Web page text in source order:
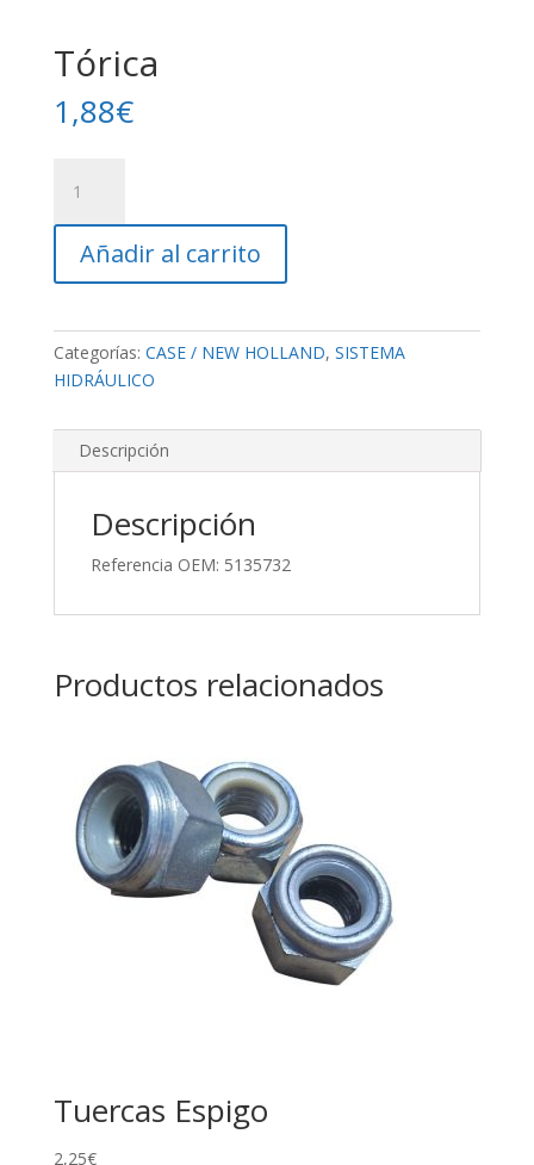
Tórica
1,88€
cantidad
Añadir al carrito
Categorías: CASE / NEW HOLLAND, SISTEMA
HIDRÁULICO
Descripción
Descripción
Referencia OEM: 5135732
Productos relacionados
Tuercas Espigo
2,25€